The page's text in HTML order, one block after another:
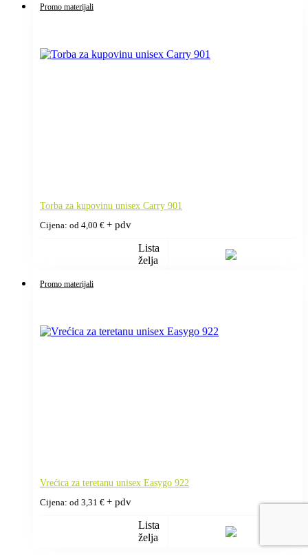
Promo materijali
Torba za kupovinu unisex Carry 901
Cijena: od 4,00 € + pdv
Lista
želja
Promo materijali
Vrećica za teretanu unisex Easygo 922
Cijena: od 3,31 € + pdv
Lista
želja